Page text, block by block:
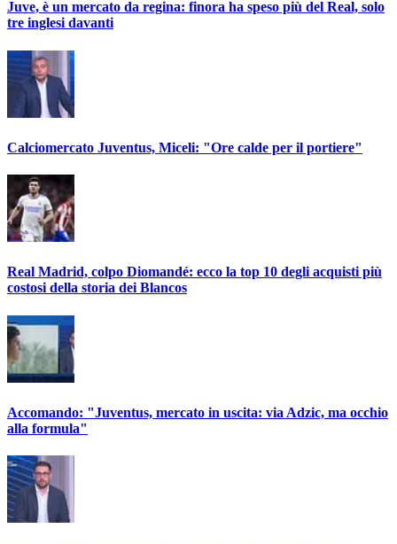
Juve, è un mercato da regina: finora ha speso più del Real, solo
tre inglesi davanti
Calciomercato Juventus, Miceli: "Ore calde per il portiere"
Real Madrid, colpo Diomandé: ecco la top 10 degli acquisti più
costosi della storia dei Blancos
Accomando: "Juventus, mercato in uscita: via Adzic, ma occhio
alla formula"